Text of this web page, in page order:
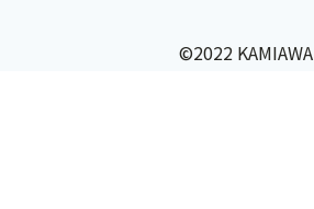
©2022 KAMIAWA